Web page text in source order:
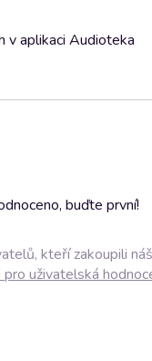
v aplikaci Audioteka
buďte první!
kteří zakoupili
uživatelská